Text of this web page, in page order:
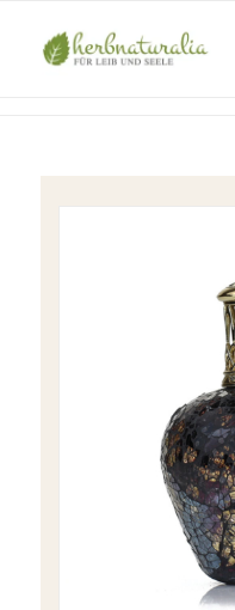
Shop
Sie sind hier: Startseite